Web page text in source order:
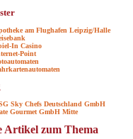
am Flughafen Leipzig/Halle
In Casino
Point
Sky Chefs Deutschland GmbH
Gourmet GmbH Mitte
Artikel zum Thema